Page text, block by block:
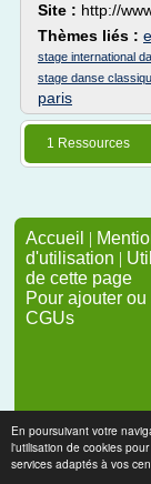
En poursuivant votre
l'utilisation de cookies
services adaptés à vos
Site : http://
Thèmes liés :
stage international
stage danse
paris
1 Ressources
Accueil |
d'utilisation |
de cette page
Pour ajouter
CGUs